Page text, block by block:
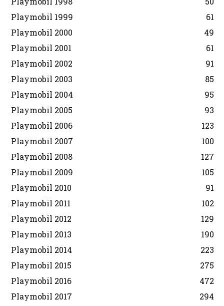
Playmobil 1999
61
Playmobil 2000
49
Playmobil 2001
61
Playmobil 2002
91
Playmobil 2003
85
Playmobil 2004
95
Playmobil 2005
93
Playmobil 2006
123
Playmobil 2007
100
Playmobil 2008
127
Playmobil 2009
105
Playmobil 2010
91
Playmobil 2011
102
Playmobil 2012
129
Playmobil 2013
190
Playmobil 2014
223
Playmobil 2015
275
Playmobil 2016
472
Playmobil 2017
294